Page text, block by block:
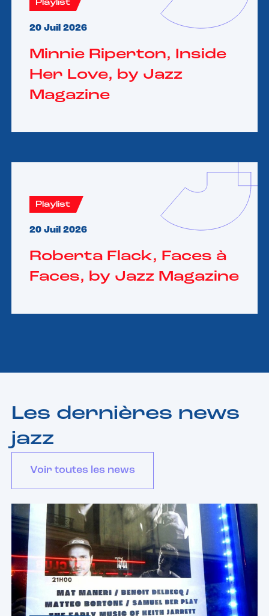
Playlist
20 Juil 2026
Minnie Riperton, Inside
Her Love, by Jazz
Magazine
Playlist
20 Juil 2026
Roberta Flack, Faces à
Faces, by Jazz Magazine
Les dernières news
jazz
Voir toutes les news